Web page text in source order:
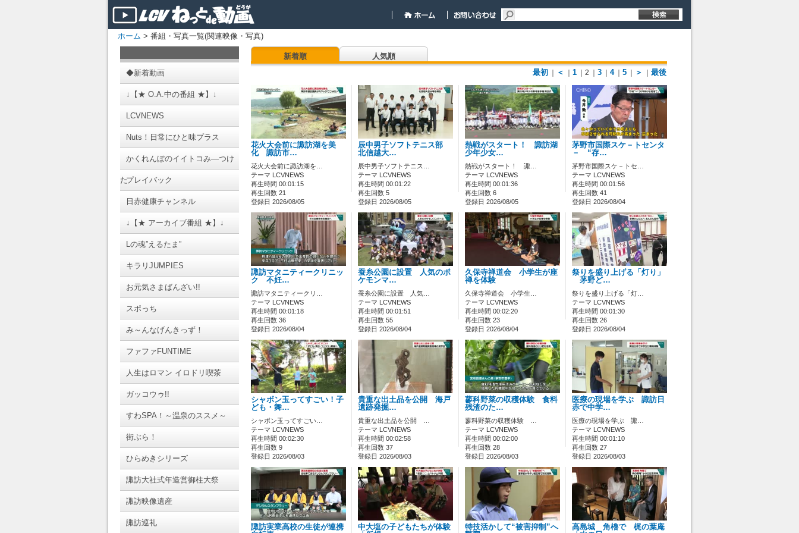
ホーム > 番組・写真一覧(関連映像・写真)
◆新着動画
↓【★ O.A.中の番組 ★】↓
LCVNEWS
Nuts！日常にひと味プラス
かくれんぼのイイトコみ―つけ
たプレイバック
日赤健康チャンネル
↓【★ アーカイブ番組 ★】↓
Lの魂”えるたま”
キラリJUMPIES
お元気さまばんざい!!
スポっち
み～んなげんきっず！
ファファFUNTIME
人生はロマン イロドリ喫茶
ガッコウゥ!!
すわSPA！～温泉のススメ～
街ぶら！
ひらめきシリーズ
諏訪大社式年造営御柱大祭
諏訪映像遺産
諏訪巡礼
新着順
人気順
最初
＜ 1 ｜2 3 4 5 ＞ 最後
花火大会前に諏訪湖を美
化 諏訪市…
花火大会前に諏訪湖を…
テーマ LCVNEWS
再生時間 00:01:15
再生回数 21
登録日 2026/08/05
辰中男子ソフトテニス部
北信越大…
辰中男子ソフトテニス…
テーマ LCVNEWS
再生時間 00:01:22
再生回数 5
登録日 2026/08/05
熱戦がスタート！ 諏訪湖
少年少女…
熱戦がスタート！ 諏…
テーマ LCVNEWS
再生時間 00:01:36
再生回数 6
登録日 2026/08/05
茅野市国際スケ－トセンタ
－ “存…
茅野市国際スケ－トセ…
テーマ LCVNEWS
再生時間 00:01:56
再生回数 41
登録日 2026/08/04
諏訪マタニティークリニッ
ク 不妊…
諏訪マタニティークリ…
テーマ LCVNEWS
再生時間 00:01:18
再生回数 36
登録日 2026/08/04
蚕糸公園に設置 人気のポ
ケモンマ…
蚕糸公園に設置 人気…
テーマ LCVNEWS
再生時間 00:01:51
再生回数 55
登録日 2026/08/04
久保寺禅道会 小学生が座
禅を体験
久保寺禅道会 小学生…
テーマ LCVNEWS
再生時間 00:02:20
再生回数 23
登録日 2026/08/04
祭りを盛り上げる「灯り」
茅野ど…
祭りを盛り上げる「灯…
テーマ LCVNEWS
再生時間 00:01:30
再生回数 26
登録日 2026/08/04
シャボン玉ってすごい！子
ども・舞…
シャボン玉ってすごい…
テーマ LCVNEWS
再生時間 00:02:30
再生回数 9
登録日 2026/08/03
貴重な出土品を公開 海戸
遺跡発掘…
貴重な出土品を公開 …
テーマ LCVNEWS
再生時間 00:02:58
再生回数 37
登録日 2026/08/03
蓼科野菜の収穫体験 食料
残渣のた…
蓼科野菜の収穫体験 …
テーマ LCVNEWS
再生時間 00:02:00
再生回数 28
登録日 2026/08/03
医療の現場を学ぶ 諏訪日
赤で中学…
医療の現場を学ぶ 諏…
テーマ LCVNEWS
再生時間 00:01:10
再生回数 27
登録日 2026/08/03
諏訪実業高校の生徒が連携
中大塩の子どもたちが体験
特技活かして“被害抑制”へ
高島城 角櫓で 梶の葉庵